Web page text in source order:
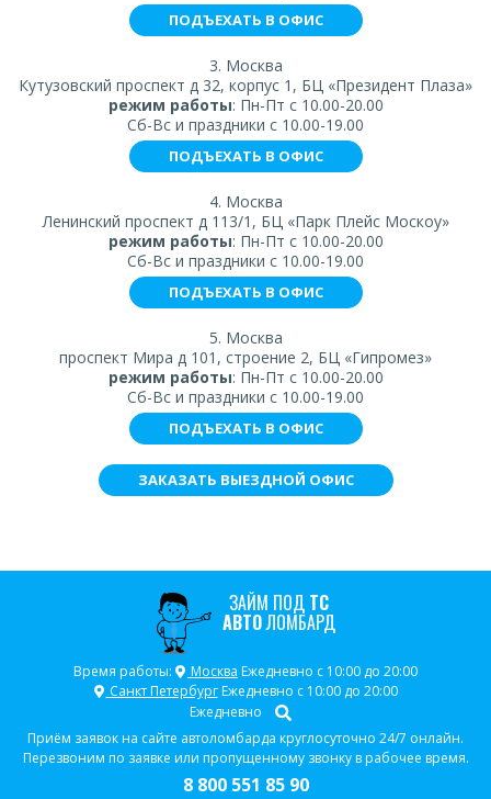
ПОДЪЕХАТЬ В ОФИС
3. Москва
Кутузовский проспект д 32, корпус 1, БЦ «Президент Плаза»
режим работы: Пн-Пт с 10.00-20.00
Сб-Вс и праздники с 10.00-19.00
ПОДЪЕХАТЬ В ОФИС
4. Москва
Ленинский проспект д 113/1, БЦ «Парк Плейс Москоу»
режим работы: Пн-Пт с 10.00-20.00
Сб-Вс и праздники с 10.00-19.00
ПОДЪЕХАТЬ В ОФИС
5. Москва
проспект Мира д 101, строение 2, БЦ «Гипромез»
режим работы: Пн-Пт с 10.00-20.00
Сб-Вс и праздники с 10.00-19.00
ПОДЪЕХАТЬ В ОФИС
ЗАКАЗАТЬ ВЫЕЗДНОЙ ОФИС
ЗАЙМ ПОД ТС
АВТОЛОМБАРД
Время работы: Москва Ежедневно с 10:00 до 20:00
Санкт ПетербургЕжедневно с 10:00 до 20:00
Ежедневно
Приём заявок на сайте автоломбарда круглосуточно 24/7 онлайн.
Перезвоним по заявке или пропущенному звонку в рабочее время.
8 800 551 85 90